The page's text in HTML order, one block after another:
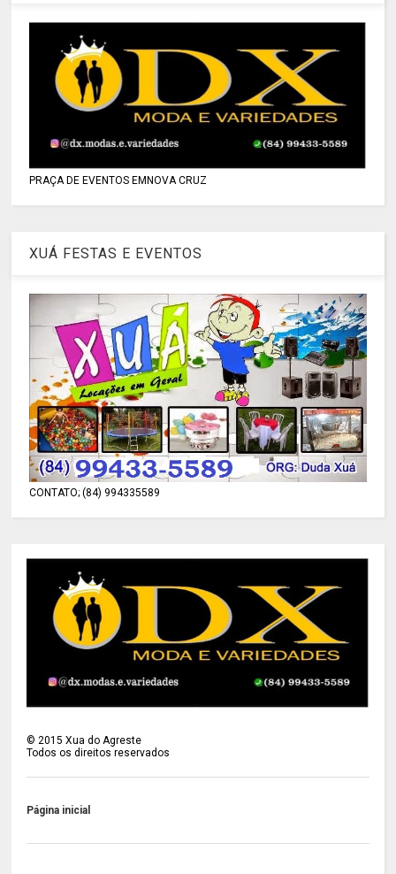
PRAÇA DE EVENTOS EMNOVA CRUZ
XUÁ FESTAS E EVENTOS
CONTATO; (84) 994335589
©2015 Xua do Agreste
Todos os direitos reservados
Página inicial